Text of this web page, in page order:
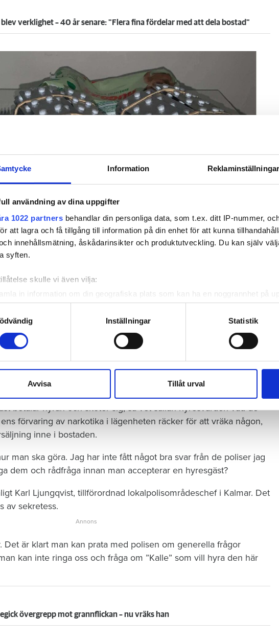
Information Reklaminställningar
användning av dina uppgifter
1022 partners behandlar din personliga data, som t.ex. ditt IP-nummer,
att lagra och få tillgång till information på din enhet för att kunna
innehållsmätning, åskådarinsikter och produktutveckling. Du kan själv
syften.
skulle vi även vilja:
in information om din geografiska plats som kan ha en noggrannhet på
din enhet genom att aktivt skanna den för specifika kännetecken
mer om hur dina personliga uppgifter behandlas och ställ in dina preferenser
tillbaka ditt samtycke när som helst från cookie-förklaringen.
och analysera vår trafik. Vi vidarebefordrar även sådana identifierare
medier och annons- och analysföretag som vi samarbetar med. Dessa
Inställningar Statistik
Avvisa Tillåt urval
blev verklighet – 40 år senare: "Flera fina fördelar med att dela bostad"
Foto: Polisen
i mannens lägenhet.
anonym, är bekymrad. Polisen har varnat för att kriminella
i Kalmar. Men för en hyresvärd är det inte alltid lätt att ana
gav både ett normalt intryck, och hade jobb.
en person är kriminell. Det kan dessutom uppstå efterhand,
till någon som har jobb och sen blir ihop med en kriminell.
När du väl har fått in problem, vad har jag för verktyg? Jag är
uppgivet.
göra
betalar hyran och sköter sig, så vet sällan hyresvärden vad de
förvaring av narkotika i lägenheten räcker för att vräka någon,
inne i bostaden.
man ska göra. Jag har inte fått något bra svar från de poliser jag
dem och rådfråga innan man accepterar en hyresgäst?
Karl Ljungqvist, tillförordnad lokalpolisområdeschef i Kalmar. Det
av sekretess.
Det är klart man kan prata med polisen om generella frågor
kan inte ringa oss och fråga om ”Kalle” som vill hyra den här
övergrepp mot grannflickan – nu vräks han